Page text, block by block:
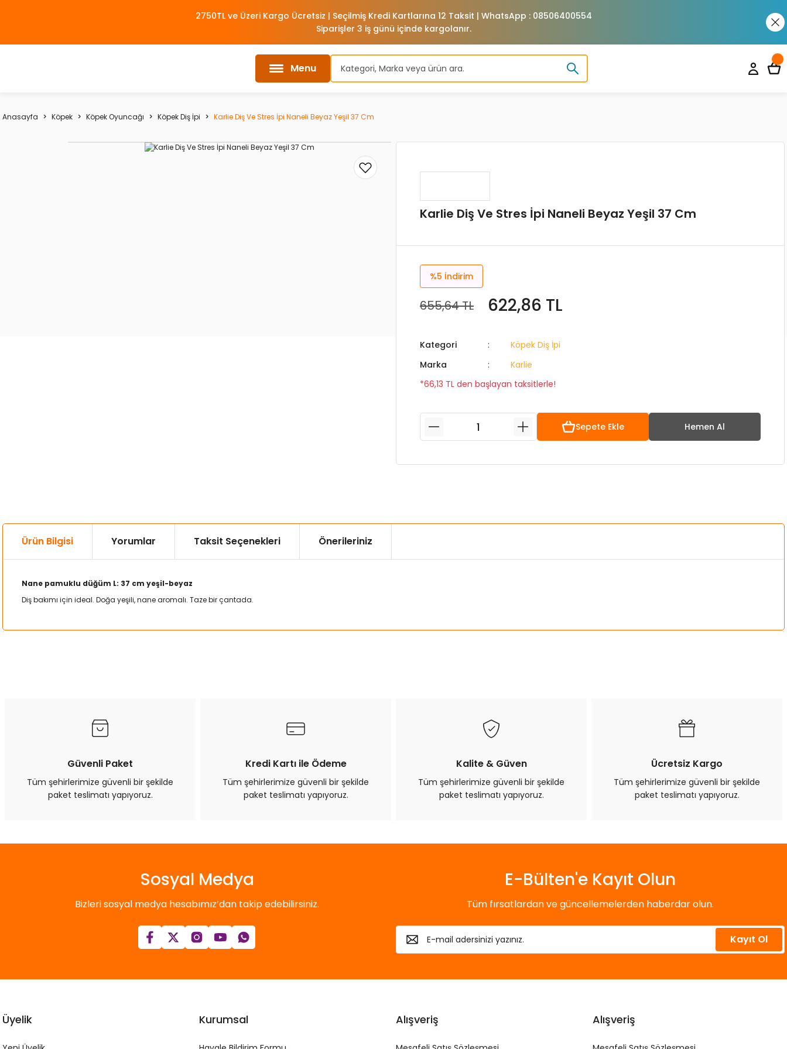
2750TL ve Üzeri Kargo Ücretsiz | Seçilmiş Kredi Kartlarına 12 Taksit | WhatsApp : 08506400554
Siparişler 3 iş günü içinde kargolanır.
Menu
Anasayfa Köpek Köpek Oyuncağı Köpek Diş İpi Karlie Diş Ve Stres İpi Naneli Beyaz Yeşil 37 Cm
Karlie Diş Ve Stres İpi Naneli Beyaz Yeşil 37 Cm
%5 İndirim
655,64 TL 622,86 TL
Kategori
Köpek Diş İpi
Marka
Karlie
*66,13 TL den başlayan taksitlerle!
Sepete Ekle Hemen Al
Ürün Bilgisi Yorumlar Taksit Seçenekleri Önerileriniz
Nane pamuklu düğüm L: 37 cm yeşil-beyaz
Diş bakımı için ideal. Doğa yeşili, nane aromalı. Taze bir çantada.
Ürün bilgilerinde hatalar bulunuyor.
Bu ürüne benzer farklı alternatifler olmalı.
Güvenli Paket
Tüm şehirlerimize güvenli bir şekilde
paket teslimatı yapıyoruz.
Kredi Kartı ile Ödeme
Tüm şehirlerimize güvenli bir şekilde
paket teslimatı yapıyoruz.
Kalite & Güven
Tüm şehirlerimize güvenli bir şekilde
paket teslimatı yapıyoruz.
Ücretsiz Kargo
Tüm şehirlerimize güvenli bir şekilde
paket teslimatı yapıyoruz.
Sosyal Medya
Bizleri sosyal medya hesabımız’dan takip edebilirsiniz.
E-Bülten'e Kayıt Olun
Tüm fırsatlardan ve güncellemelerden haberdar olun.
Kayıt Ol
Üyelik Kurumsal Alışveriş Alışveriş